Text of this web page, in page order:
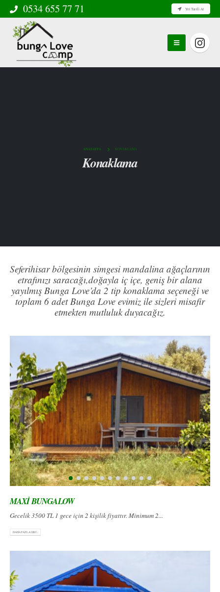
0534 655 77 71 Yol Tarifi Al
ANASAYFA KONAKLAMA
Konaklama
Seferihisar bölgesinin simgesi mandalina ağaçlarının
etrafınızı saracağı,doğayla iç içe, geniş bir alana
yayılmış Bunga Love’da 2 tip konaklama seçeneği ve
toplam 6 adet Bunga Love evimiz ile sizleri misafir
etmekten mutluluk duyacağız.
MAXİ BUNGALOW
Gecelik 3500 TL 1 gece için 2 kişilik fiyattır. Minimum 2...
DAHA FAZLA OKU...